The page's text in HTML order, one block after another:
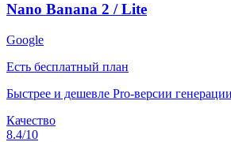
Nano Banana 2 / Lite
Google
Есть бесплатный план
Быстрее и дешевле Pro-версии
Качество
8.4/10